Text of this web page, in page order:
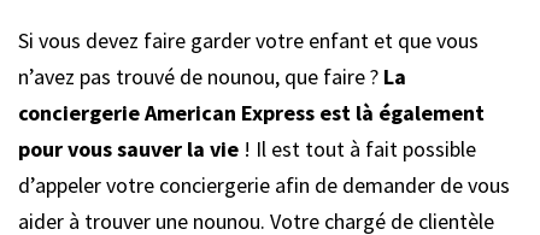
Si vous devez faire garder votre enfant et que vous
n’avez pas trouvé de nounou, que faire ? La
conciergerie American Express est là également
pour vous sauver la vie ! Il est tout à fait possible
d’appeler votre conciergerie afin de demander de vous
aider à trouver une nounou. Votre chargé de clientèle